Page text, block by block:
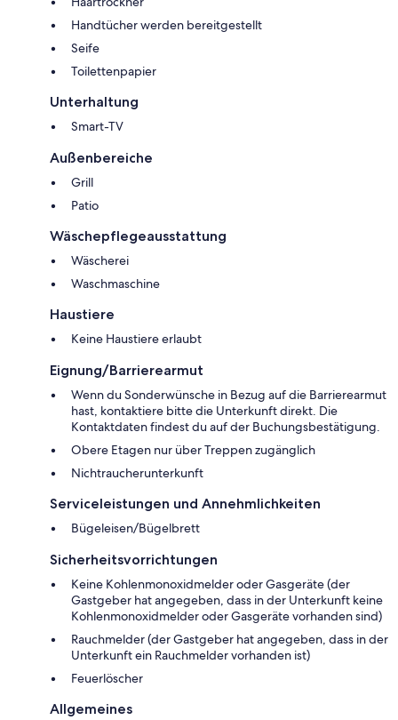
Handtücher werden bereitgestellt
Seife
Toilettenpapier
Unterhaltung
Smart-TV
Außenbereiche
Grill
Patio
Wäschepflegeausstattung
Wäscherei
Waschmaschine
Haustiere
Keine Haustiere erlaubt
Eignung/Barrierearmut
Wenn du Sonderwünsche in Bezug auf die Barrierearmut
hast, kontaktiere bitte die Unterkunft direkt. Die
Kontaktdaten findest du auf der Buchungsbestätigung.
Obere Etagen nur über Treppen zugänglich
Nichtraucherunterkunft
Serviceleistungen und Annehmlichkeiten
Bügeleisen/Bügelbrett
Sicherheitsvorrichtungen
Keine Kohlenmonoxidmelder oder Gasgeräte (der
Gastgeber hat angegeben, dass in der Unterkunft keine
Kohlenmonoxidmelder oder Gasgeräte vorhanden sind)
Rauchmelder (der Gastgeber hat angegeben, dass in der
Unterkunft ein Rauchmelder vorhanden ist)
Feuerlöscher
Allgemeines